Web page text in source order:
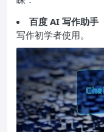
百度 AI 写作助手
写作初学者使用。